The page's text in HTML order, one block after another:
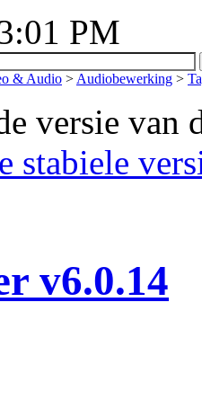
PM
& Audio > Audiobewerking >
versie van
stabiele
v6.0.14